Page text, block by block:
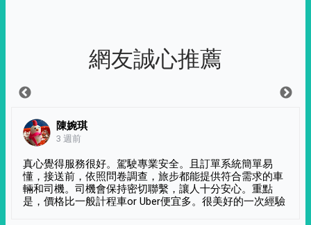
網友誠心推薦
陳婉琪
3 週前
真心覺得服務很好。駕駛專業安全。且訂單系統簡單易
懂，接送前，依照問卷調查，旅步都能提供符合需求的車
輛和司機。司機會保持密切聯繫，讓人十分安心。重點
是，價格比一般計程車or Uber便宜多。很美好的一次經驗